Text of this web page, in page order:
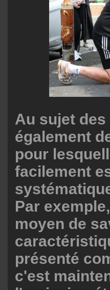
Au sujet des
également
pour
facilement
Par
moyen de
présenté
c'est